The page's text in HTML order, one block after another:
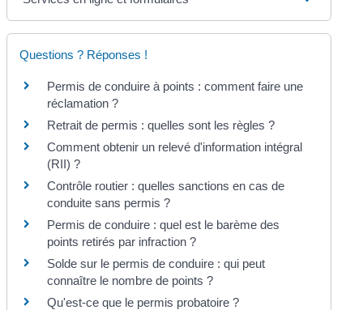
Questions ? Réponses !
Permis de conduire à points : comment faire une
réclamation ?
Retrait de permis : quelles sont les règles ?
Comment obtenir un relevé d'information intégral
(RII) ?
Contrôle routier : quelles sanctions en cas de
conduite sans permis ?
Permis de conduire : quel est le barème des
points retirés par infraction ?
Solde sur le permis de conduire : qui peut
connaître le nombre de points ?
Qu'est-ce que le permis probatoire ?